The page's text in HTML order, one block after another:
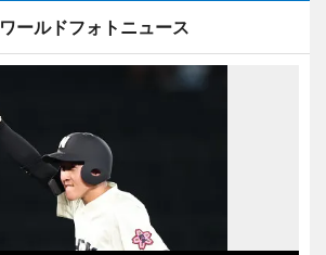
ワールドフォトニュース